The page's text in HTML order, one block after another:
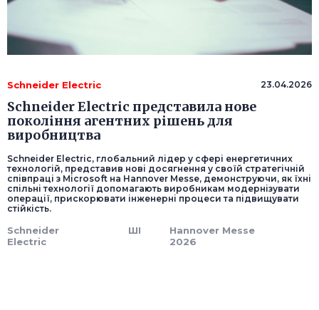
Schneider Electric 23.04.2026
Schneider Electric представила нове
покоління агентних рішень для
виробництва
Schneider Electric, глобальний лідер у сфері енергетичних
технологій, представив нові досягнення у своїй стратегічній
співпраці з Microsoft на Hannover Messe, демонструючи, як їхні
спільні технології допомагають виробникам модернізувати
операції, прискорювати інженерні процеси та підвищувати
стійкість.
Schneider
Electric
ШІ
Hannover Messe
2026